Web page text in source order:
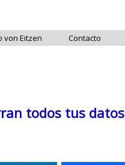
von Eitzen Contacto
todos tus